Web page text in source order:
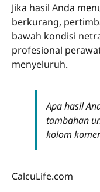
Jika hasil Anda
berkurang,
bawah kondisi
profesional
menyeluruh.
Apa hasil
tambahan
kolom
CalcuLife.com